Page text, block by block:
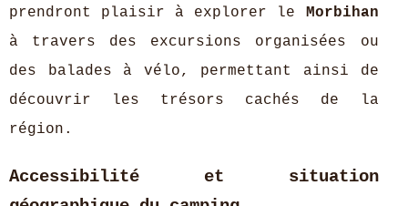
prendront plaisir à explorer le Morbihan
à travers des excursions organisées ou
des balades à vélo, permettant ainsi de
découvrir les trésors cachés de la
région.
Accessibilité et situation